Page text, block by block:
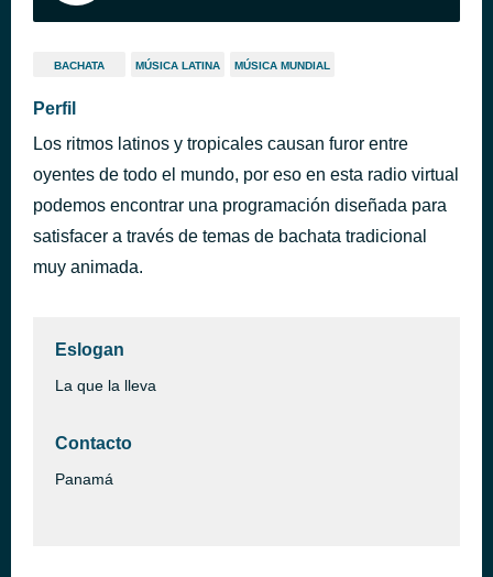
BACHATA MÚSICA LATINA MÚSICA MUNDIAL
Perfil
Los ritmos latinos y tropicales causan furor entre
oyentes de todo el mundo, por eso en esta radio virtual
podemos encontrar una programación diseñada para
satisfacer a través de temas de bachata tradicional
muy animada.
Eslogan
La que la lleva
Contacto
Panamá